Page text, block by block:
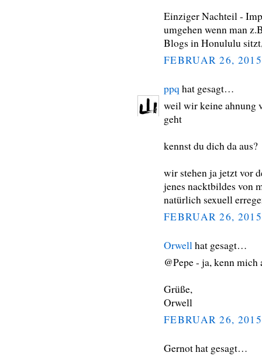
Einziger Nachteil -
umgehen wenn man
Blogs in Honululu
FEBRUAR 26, 2015
ppq hat gesagt…
weil wir keine ahnung
geht
kennst du dich da aus?
wir stehen ja jetzt vor
jenes nacktbildes von
natürlich sexuell
FEBRUAR 26, 2015
Orwellhat gesagt…
@Pepe - ja, kenn
Grüße,
Orwell
FEBRUAR 26, 2015
Gernot hat gesagt…